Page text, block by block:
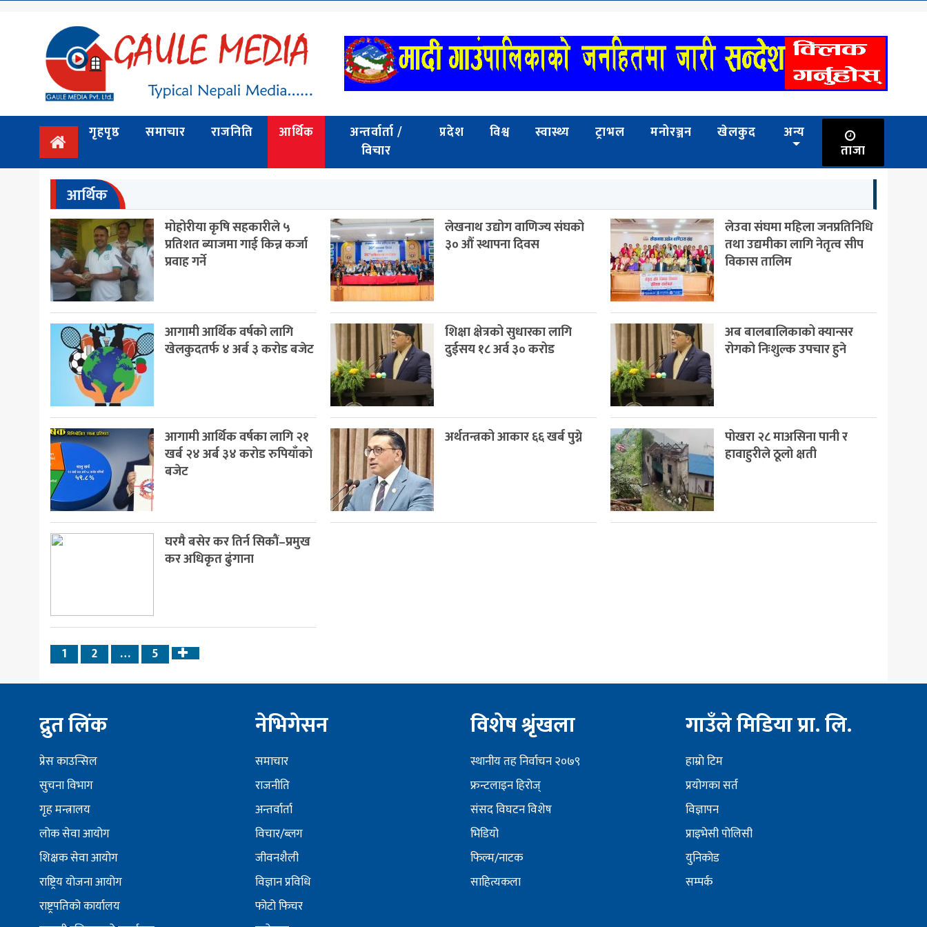
राजनिति
अन्तर्वार्ता
गृहपृष्ठ समाचार राजनिति आर्थिक
अन्तर्वार्ता /
विचार
प्रदेश विश्व स्वास्थ्य ट्राभल मनोरञ्जन खेलकुद
अन्य
ताजा
आर्थिक
मोहोरीया कृषि सहकारीले ५
प्रतिशत ब्याजमा गाई किन्न कर्जा
प्रवाह गर्ने
लेखनाथ उद्योग वाणिज्य संघको
३० औं स्थापना दिवस
लेउवा संघमा महिला जनप्रतिनिधि
तथा उद्यमीका लागि नेतृत्व सीप
विकास तालिम
आगामी आर्थिक वर्षको लागि
खेलकुदतर्फ ४ अर्ब ३ करोड बजेट
शिक्षा क्षेत्रको सुधारका लागि
दुईसय १८ अर्व ३० करोड
अब बालबालिकाको क्यान्सर
रोगको निःशुल्क उपचार हुने
आगामी आर्थिक वर्षका लागि २१
खर्ब २४ अर्ब ३४ करोड रुपियाँको
बजेट
अर्थतन्त्रको आकार ६६ खर्ब पुग्ने
पोखरा २८ माअसिना पानी र
हावाहुरीले ठूलो क्षती
घरमै बसेर कर तिर्न सिकौं–प्रमुख
कर अधिकृत ढुंगाना
1 2 … 5
Next
द्रुत लिंक
प्रेस काउन्सिल
सुचना विभाग
गृह मन्त्रालय
लोक सेवा आयोग
शिक्षक सेवा आयोग
राष्ट्रिय योजना आयोग
राष्ट्रपतिको कार्यालय
नेभिगेसन
समाचार
राजनीति
अन्तर्वार्ता
विचार/ब्लग
जीवनशैली
विज्ञान प्रविधि
फोटो फिचर
विशेष श्रृंखला
स्थानीय तह निर्वाचन २०७९
फ्रन्टलाइन हिरोज्
संसद विघटन विशेष
भिडियो
फिल्म/नाटक
साहित्यकला
गाउँले मिडिया प्रा. लि.
हाम्राे टिम
प्रयोगका सर्त
विज्ञापन
प्राइभेसी पोलिसी
युनिकोड
सम्पर्क